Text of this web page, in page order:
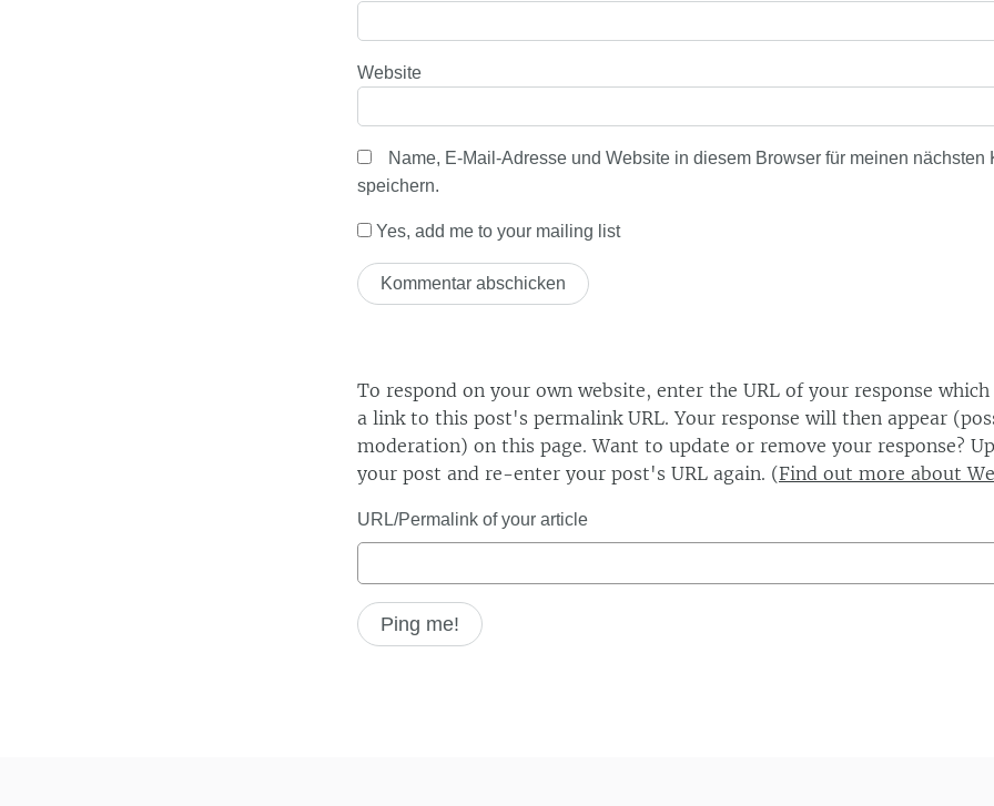
Website
Name, E-Mail-Adresse und Website in diesem Browser für meinen nächsten
speichern.
Yes, add me to your mailing list
To respond on your own website, enter the URL of your response
a link to this post's permalink URL. Your response will then appear
moderation) on this page. Want to update or remove your response?
your post and re-enter your post's URL again. (Find out more about
URL/Permalink of your article